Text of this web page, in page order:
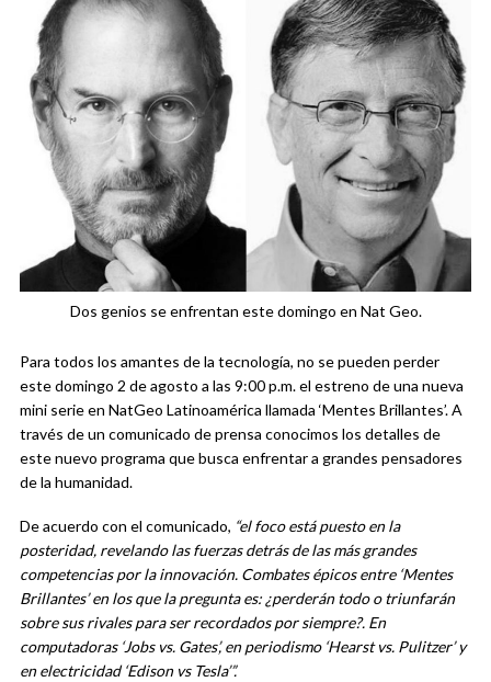
Dos genios se enfrentan este domingo en Nat Geo.
Para todos los amantes de la tecnología, no se pueden perder
este domingo 2 de agosto a las 9:00 p.m. el estreno de una nueva
mini serie en NatGeo Latinoamérica llamada ‘Mentes Brillantes’. A
través de un comunicado de prensa conocimos los detalles de
este nuevo programa que busca enfrentar a grandes pensadores
de la humanidad.
De acuerdo con el comunicado, “el foco está puesto en la
posteridad, revelando las fuerzas detrás de las más grandes
competencias por la innovación. Combates épicos entre ‘Mentes
Brillantes’ en los que la pregunta es: ¿perderán todo o triunfarán
sobre sus rivales para ser recordados por siempre?. En
computadoras ‘Jobs vs. Gates’, en periodismo ‘Hearst vs. Pulitzer’ y
en electricidad ‘Edison vs Tesla’”.